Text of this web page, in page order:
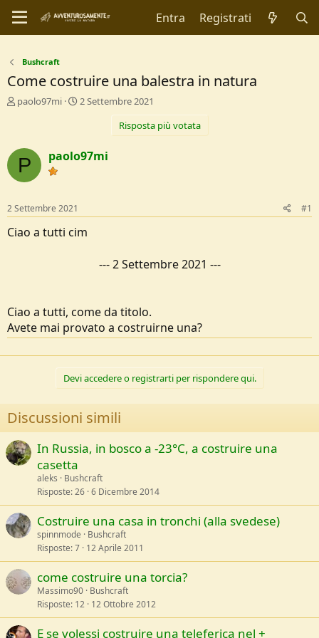
Entra Registrati
Bushcraft
Come costruire una balestra in natura
C
t
o
r
D
i
s
n
e
paolo97mi
D
d
z
i
2 Settembre 2021
Risposta più votata
P paolo97mi
2 Settembre 2021 #1
Ciao a tutti cim
---2 Settembre 2021 ---
Ciao a tutti, come da titolo.
Avete mai provato a costruirne una?
Devi accedere o registrarti per rispondere qui.
Discussioni simili
In Russia, in bosco a -23°C, a costruire una
casetta
aleks
Bushcraft
Risposte 26 6 Dicembre 2014
Costruire una casa in tronchi (alla svedese)
spinnmode
Bushcraft
Risposte 7 12 Aprile 2011
come costruire una torcia?
Massimo90 Bushcraft
Risposte 12 12 Ottobre 2012
E se volessi costruire una teleferica nel +